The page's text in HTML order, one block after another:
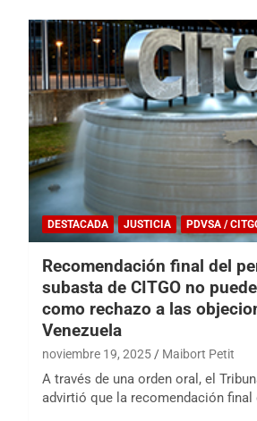
DESTACADA JUSTICIA PDVSA /
Recomendación final del
subasta de CITGO no
como rechazo a las
Venezuela
noviembre 19, 2025 Maibort Petit
A través de una orden oral, el
advirtió que la recomendación final